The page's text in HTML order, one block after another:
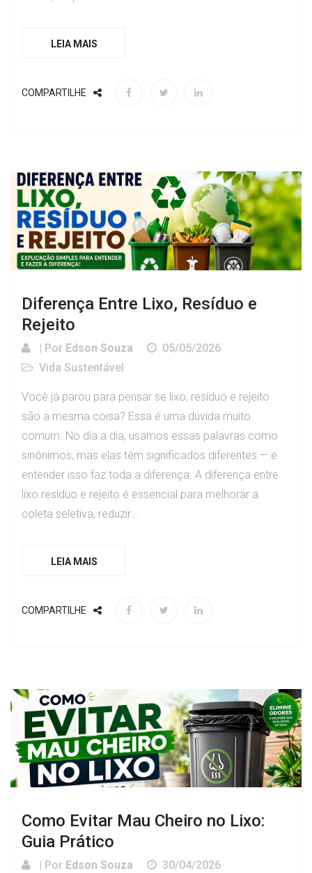
LEIA MAIS
COMPARTILHE
Diferença Entre Lixo, Resíduo e
Rejeito
| Por Edson Souza
05/05/2026
Vida Sustentável
Você já parou para pensar se lixo, resíduo e rejeito
são a mesma coisa? Essa é uma dúvida muito
comum. No dia a dia, usamos essas palavras como
sinônimos, mas elas têm significados diferentes — e
entender isso faz toda a diferença. A diferença entre
lixo resíduo e rejeito é essencial para melhorar a
coleta seletiva, reduzir...
LEIA MAIS
COMPARTILHE
Como Evitar Mau Cheiro no Lixo:
Guia Prático
| Por Edson Souza
30/04/2026